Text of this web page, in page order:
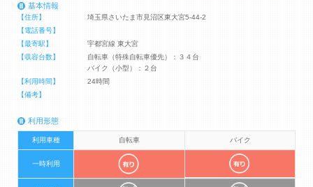
基本情報
【住所】
埼玉県さいたま市見沼区東大宮5-44-2
【電話番号】
【最寄駅】
宇都宮線 東大宮
【収容台数】
自転車（特殊自転車優先）：３４台
バイク（小型）：２台
【利用時間】
24時間
【備考】
利用形態
利用車種 自転車 バイク
一時利用